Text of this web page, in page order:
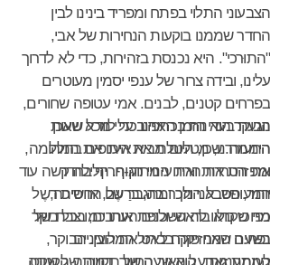
הצבעוני התלוי בפתח ומפריד בינינו לבין
החדר שממנו בוקעות הנחירות של אבי,
"התוּרכי". היא נכנסת בזהירות, כדי לא לדרוך
עלינו, ובידה צרור של ענפי יסמין מעוטרים
בפרחים קטנים, לבנים. אמי עטופה שחורים,
נוגעת בעדינות בכתפינו כדי לוודא שאכן
התעוררנו, מטלטלת את הענפים בחלל
ומפזרת את הריח המתוק-חריף בחדר
המעופש. אני נזכר בה, ברַשֶל, או סית רשֶל
כפי שקראו לה השכנים הערבים, בכל בוקר
בשעה שאני פוקח לאט את העיניים
הבוקר הוא הזמן האהוב עלי מכל שעות
היממה. שכן, היום מביא איתו את המהומה,
את הטרדות ואת עינויי הגוף. הלילה קשה עוד
יותר, הסבל הולך ומתגבר עם החשיכה,
מרוכז כולו בראשי ולופת אותו כמו צבת של
נפחים המחזיקה בברזל המלובן. הבוקר,